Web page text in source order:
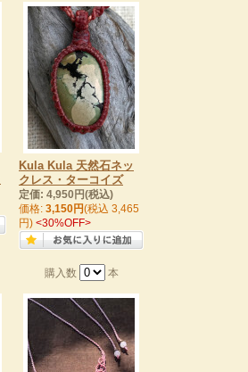
Kula Kula 天然石ネッ
クレス・ターコイズ
定価: 4,950円(税込)
価格: 3,150円(税込 3,465
円) <30%OFF>
購入数 本